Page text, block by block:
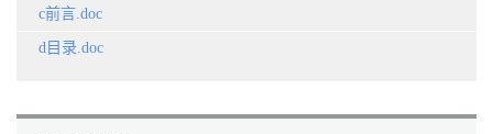
c前言.doc
d目录.doc